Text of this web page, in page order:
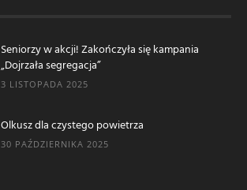
Seniorzy w akcji! Zakończyła się kampania
„Dojrzała segregacja”
3 LISTOPADA 2025
Olkusz dla czystego powietrza
30 PAŹDZIERNIKA 2025